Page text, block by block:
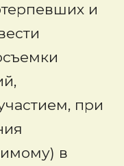
и
при
в